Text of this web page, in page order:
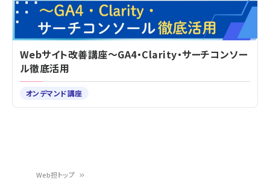
Web担トップ
Webサイト改善講座～GA4・Clarity・サーチコンソー
ル徹底活用
オンデマンド講座